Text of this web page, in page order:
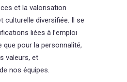
et la valorisation
culturelle diversifiée. Il se
liées à l’emploi
que pour la personnalité,
valeurs, et
nos équipes.